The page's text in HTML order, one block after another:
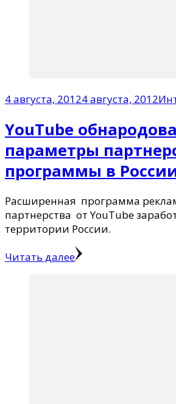
4 августа, 20124 августа, 2012
YouTube
параметры
программы в
Расширенная программа
партнерства от YouTube
территории России.
Читать далее